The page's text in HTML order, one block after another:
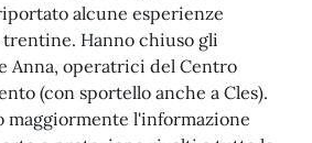
alcune esperienze
Hanno chiuso gli
Anna, operatrici del Centro
(con sportello anche a Cles).
maggiormente l'informazione